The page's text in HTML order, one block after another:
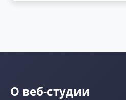
О веб-студии